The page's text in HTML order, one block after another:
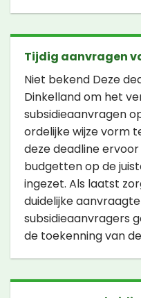
Tijdig aanvragen
Niet bekend Deze
Dinkelland om het
subsidieaanvragen
ordelijke wijze vorm
deze deadline
budgetten op de
ingezet. Als laatst
duidelijke
subsidieaanvragers
de toekenning van